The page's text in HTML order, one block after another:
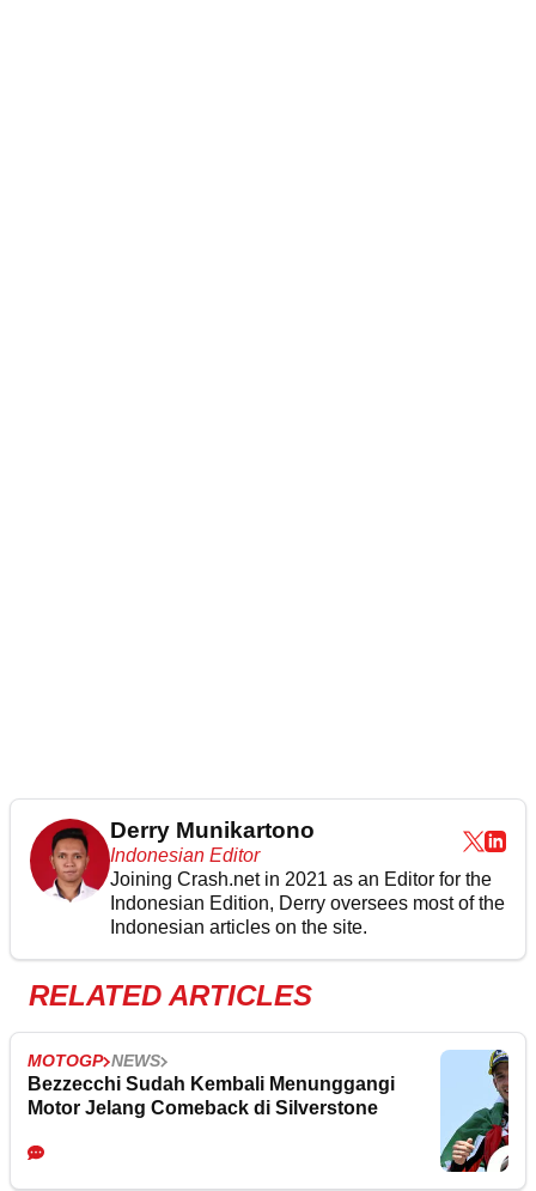
Derry Munikartono
Indonesian Editor
Joining Crash.net in 2021 as an Editor for the
Indonesian Edition, Derry oversees most of the
Indonesian articles on the site.
RELATED ARTICLES
MOTOGP NEWS
Bezzecchi Sudah Kembali Menunggangi
Motor Jelang Comeback di Silverstone